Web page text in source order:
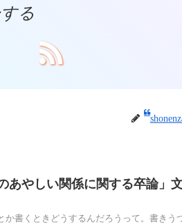
る
あやしい関係に関する卒論」
書くときどうするんだろうって。書きう